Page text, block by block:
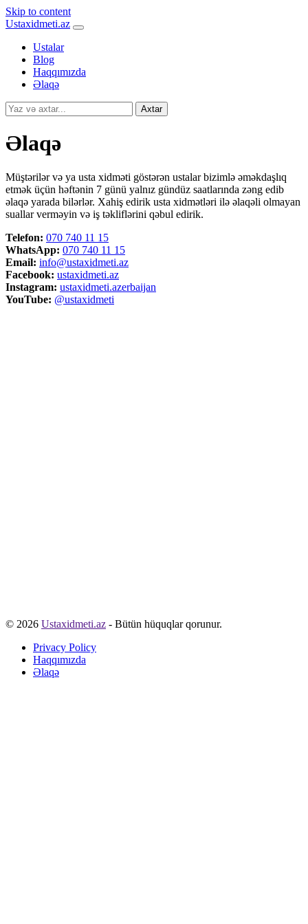
Skip to content
Ustaxidmeti.az
Ustalar
Blog
Haqqımızda
Əlaqə
Axtar
Əlaqə
Müştərilər və ya usta xidməti göstərən ustalar bizimlə əməkdaşlıq
etmək üçün həftənin 7 günü yalnız gündüz saatlarında zəng edib
əlaqə yarada bilərlər. Xahiş edirik usta xidmətləri ilə əlaqəli olmayan
suallar verməyin və iş təkliflərini qəbul edirik.
Telefon: 070 740 11 15
WhatsApp: 070 740 11 15
Email: info@ustaxidmeti.az
Facebook: ustaxidmeti.az
Instagram: ustaxidmeti.azerbaijan
YouTube: @ustaxidmeti
© 2026 Ustaxidmeti.az - Bütün hüquqlar qorunur.
Privacy Policy
Haqqımızda
Əlaqə